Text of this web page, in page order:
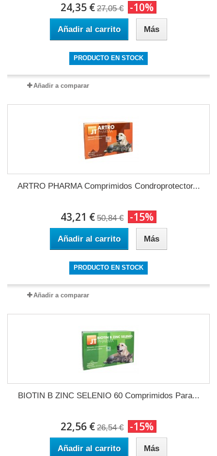
24,35 € 27,05 € -10%
Añadir al carrito Más
PRODUCTO EN STOCK
Añadir a comparar
ARTRO PHARMA Comprimidos Condroprotector...
43,21 € 50,84 € -15%
Añadir al carrito Más
PRODUCTO EN STOCK
Añadir a comparar
BIOTIN B ZINC SELENIO 60 Comprimidos Para...
22,56 € 26,54 € -15%
Añadir al carrito Más